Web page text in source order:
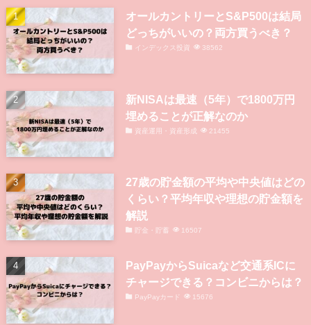
オールカントリーとS&P500は結局
どっちがいいの？両方買うべき？
インデックス投資 38562
新NISAは最速（5年）で1800万円
埋めることが正解なのか
資産運用・資産形成 21455
27歳の貯金額の平均や中央値はどの
くらい？平均年収や理想の貯金額を
解説
貯金・貯蓄 16507
PayPayからSuicaなど交通系ICに
チャージできる？コンビニからは？
PayPayカード 15676